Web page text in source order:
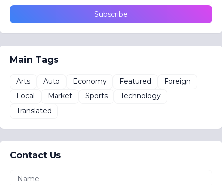
Main Tags
Arts Auto Economy Featured
Foreign
Local
Market Sports
Technology
Translated
Contact Us